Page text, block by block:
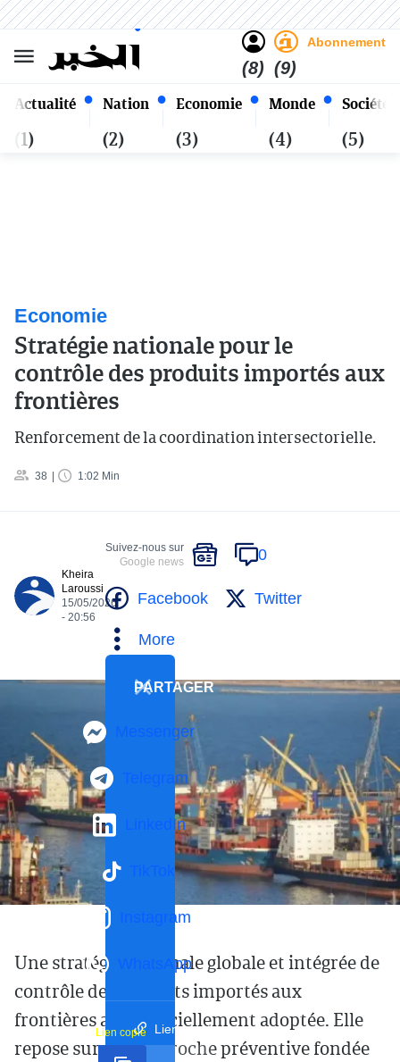
Actualité
(1)
Nation
(2)
Economie
(3)
Monde
(4)
Société
(5)
(8)
Abonnement
(9)
Samedi 24 Safar 1448 - 08
Août 2026
Alger
Economie
Stratégie nationale pour le
contrôle des produits importés aux
frontières
Renforcement de la coordination intersectorielle.
38 1:02 Min
Kheira
Laroussi
15/05/2026
- 20:56
Suivez-nous sur
Google news
0
Facebook Twitter
More
PARTAGER
Messenger
Telegram
LinkedIn
TikTok
Instagram
WhatsApp
Lien court
Lien copié
Une stratégie nationale globale et intégrée de
contrôle des produits importés aux
frontières a été officiellement adoptée. Elle
repose sur une approche préventive fondée